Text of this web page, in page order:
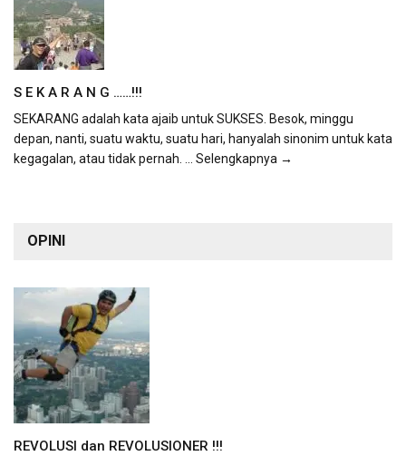
S E K A R A N G ……!!!
SEKARANG adalah kata ajaib untuk SUKSES. Besok, minggu
depan, nanti, suatu waktu, suatu hari, hanyalah sinonim untuk kata
kegagalan, atau tidak pernah. ... Selengkapnya →
OPINI
REVOLUSI dan REVOLUSIONER !!!